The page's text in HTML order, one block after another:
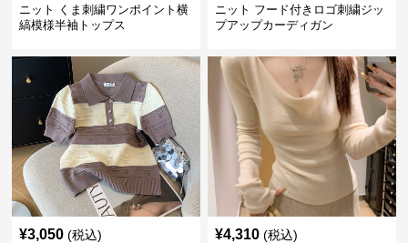
ニット くま刺繍ワンポイント横
縞模様半袖トップス
ニット フード付きロゴ刺繍ジッ
プアップカーディガン
¥3,050 (税込) ¥4,310 (税込)